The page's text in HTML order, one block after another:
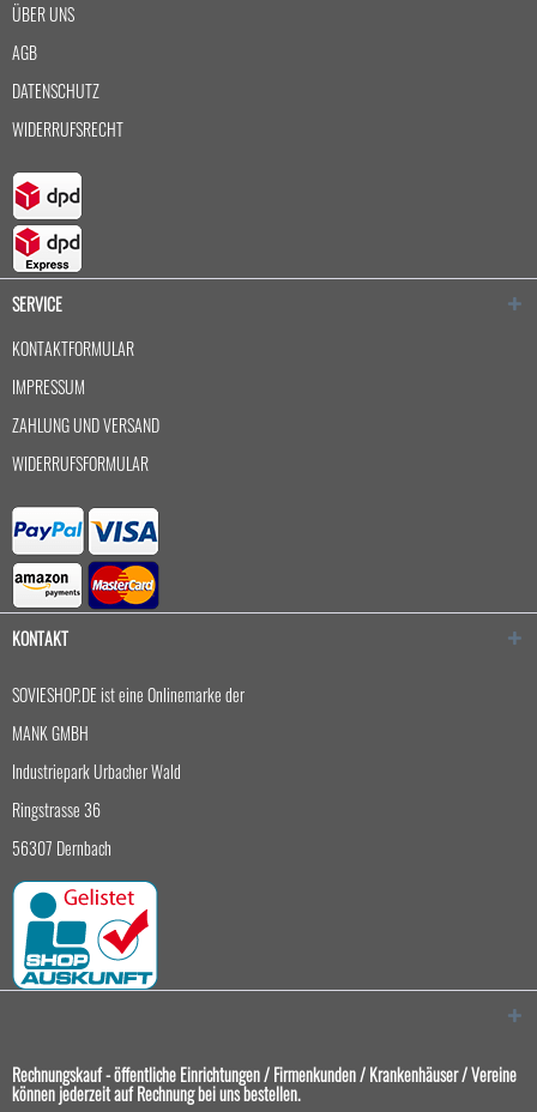
ÜBER UNS
AGB
DATENSCHUTZ
WIDERRUFSRECHT
SERVICE
KONTAKTFORMULAR
IMPRESSUM
ZAHLUNG UND VERSAND
WIDERRUFSFORMULAR
KONTAKT
SOVIESHOP.DE ist eine Onlinemarke der
MANK GMBH
Industriepark Urbacher Wald
Ringstrasse 36
56307 Dernbach
Rechnungskauf - öffentliche Einrichtungen / Firmenkunden / Krankenhäuser / Vereine
können jederzeit auf Rechnung bei uns bestellen.